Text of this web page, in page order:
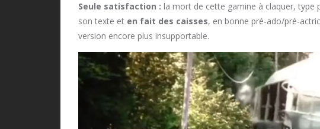
Seule satisfaction : la mort de cette gamine à claquer, type
son texte et en fait des caisses, en bonne pré-ado/pré-
version encore plus insupportable.